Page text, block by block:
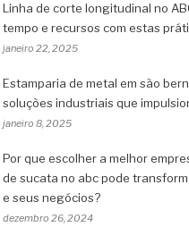
Linha de corte longitudinal no
tempo e recursos com estas
janeiro 22, 2025
Estamparia de metal em são
soluções industriais que
janeiro 8, 2025
Por que escolher a melhor
de sucata no abc pode
e seus negócios?
dezembro 26, 2024